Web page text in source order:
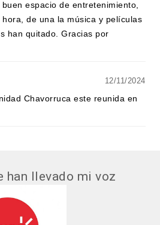
espacio de entretenimiento,
de una la música y películas
han quitado. Gracias por
12/11/2024
Chavorruca este reunida en
han llevado mi voz